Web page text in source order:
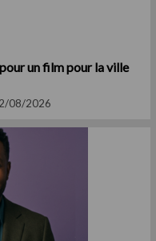
un film pour la ville
08/2026